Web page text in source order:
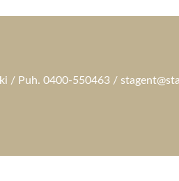
/ Puh. 0400-550463 /